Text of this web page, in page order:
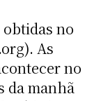
no
As
no
da manhã